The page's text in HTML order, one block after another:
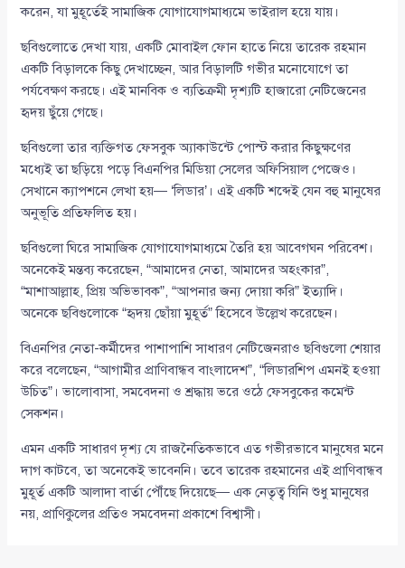
করেন, যা মুহূর্তেই সামাজিক যোগাযোগমাধ্যমে ভাইরাল হয়ে যায়।
ছবিগুলোতে দেখা যায়, একটি মোবাইল ফোন হাতে নিয়ে তারেক রহমান
একটি বিড়ালকে কিছু দেখাচ্ছেন, আর বিড়ালটি গভীর মনোযোগে তা
পর্যবেক্ষণ করছে। এই মানবিক ও ব্যতিক্রমী দৃশ্যটি হাজারো নেটিজেনের
হৃদয় ছুঁয়ে গেছে।
ছবিগুলো তার ব্যক্তিগত ফেসবুক অ্যাকাউন্টে পোস্ট করার কিছুক্ষণের
মধ্যেই তা ছড়িয়ে পড়ে বিএনপির মিডিয়া সেলের অফিসিয়াল পেজেও।
সেখানে ক্যাপশনে লেখা হয়— ‘লিডার’। এই একটি শব্দেই যেন বহু মানুষের
অনুভূতি প্রতিফলিত হয়।
ছবিগুলো ঘিরে সামাজিক যোগাযোগমাধ্যমে তৈরি হয় আবেগঘন পরিবেশ।
অনেকেই মন্তব্য করেছেন, “আমাদের নেতা, আমাদের অহংকার”,
“মাশাআল্লাহ, প্রিয় অভিভাবক”, “আপনার জন্য দোয়া করি” ইত্যাদি।
অনেকে ছবিগুলোকে “হৃদয় ছোঁয়া মুহূর্ত” হিসেবে উল্লেখ করেছেন।
বিএনপির নেতা-কর্মীদের পাশাপাশি সাধারণ নেটিজেনরাও ছবিগুলো শেয়ার
করে বলেছেন, “আগামীর প্রাণিবান্ধব বাংলাদেশ”, “লিডারশিপ এমনই হওয়া
উচিত”। ভালোবাসা, সমবেদনা ও শ্রদ্ধায় ভরে ওঠে ফেসবুকের কমেন্ট
সেকশন।
এমন একটি সাধারণ দৃশ্য যে রাজনৈতিকভাবে এত গভীরভাবে মানুষের মনে
দাগ কাটবে, তা অনেকেই ভাবেননি। তবে তারেক রহমানের এই প্রাণিবান্ধব
মুহূর্ত একটি আলাদা বার্তা পৌঁছে দিয়েছে— এক নেতৃত্ব যিনি শুধু মানুষের
নয়, প্রাণিকুলের প্রতিও সমবেদনা প্রকাশে বিশ্বাসী।